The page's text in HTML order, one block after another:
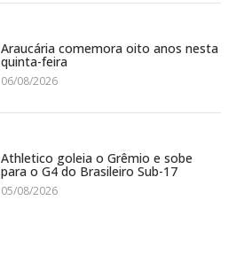
Araucária comemora oito anos nesta
quinta-feira
06/08/2026
Athletico goleia o Grêmio e sobe
para o G4 do Brasileiro Sub-17
05/08/2026